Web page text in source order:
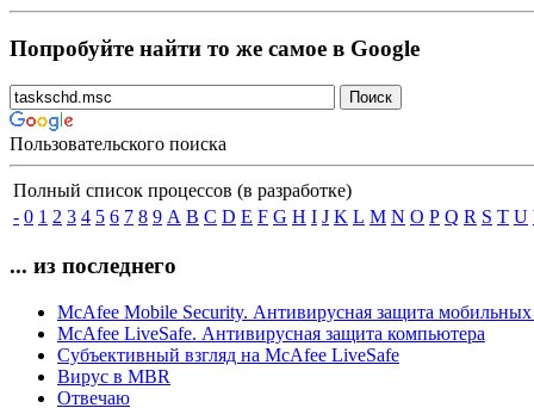
Попробуйте найти то же самое в Google
Пользовательского поиска
Полный список процессов (в разработке)
- 0 1 2 3 4 5 6 7 8 9 A B C D E F G H I J K L M N O P Q R S T U
... из последнего
McAfee Mobile Security. Антивирусная защита мобильных
McAfee LiveSafe. Антивирусная защита компьютера
Субъективный взгляд на McAfee LiveSafe
Вирус в MBR
Отвечаю